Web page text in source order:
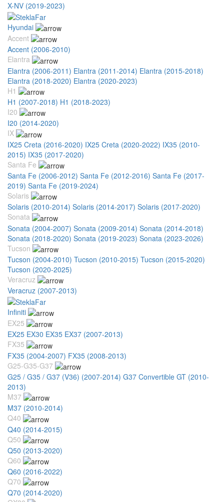
X-NV (2019-2023)
Hyundai
Accent
Accent (2006-2010)
Elantra
Elantra (2006-2011) Elantra (2011-2014) Elantra (2015-2018)
Elantra (2018-2020) Elantra (2020-2023)
H1
H1 (2007-2018) H1 (2018-2023)
I20
I20 (2014-2020)
IX
IX25 Creta (2016-2020) IX25 Creta (2020-2022) IX35 (2010-
2015) IX35 (2017-2020)
Santa Fe
Santa Fe (2006-2012) Santa Fe (2012-2016) Santa Fe (2017-
2019) Santa Fe (2019-2024)
Solaris
Solaris (2010-2014) Solaris (2014-2017) Solaris (2017-2020)
Sonata
Sonata (2004-2007) Sonata (2009-2014) Sonata (2014-2018)
Sonata (2018-2020) Sonata (2019-2023) Sonata (2023-2026)
Tucson
Tucson (2004-2010) Tucson (2010-2015) Tucson (2015-2020)
Tucson (2020-2025)
Veracruz
Veracruz (2007-2013)
Infiniti
EX25
EX25 EX30 EX35 EX37 (2007-2013)
FX35
FX35 (2004-2007) FX35 (2008-2013)
G25-G35-G37
G25 / G35 / G37 (V36) (2007-2014) G37 Convertible GT (2010-
2013)
M37
M37 (2010-2014)
Q40
Q40 (2014-2015)
Q50
Q50 (2013-2020)
Q60
Q60 (2016-2022)
Q70
Q70 (2014-2020)